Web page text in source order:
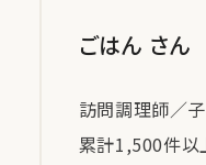
ごはん さん
訪問調理師／
累計1,500件以